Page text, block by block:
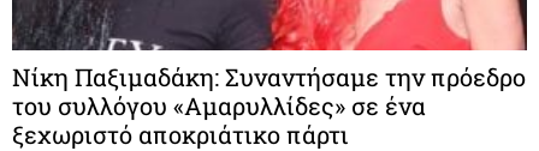
Νίκη Παξιμαδάκη: Συναντήσαμε την πρόεδρο
του συλλόγου «Αμαρυλλίδες» σε ένα
ξεχωριστό αποκριάτικο πάρτι